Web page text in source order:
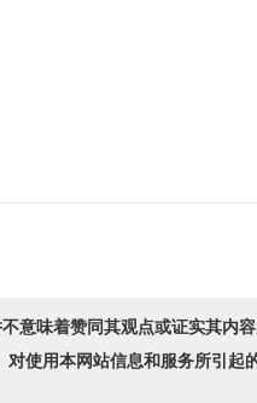
意味着赞同其观点或证实其内
使用本网站信息和服务所引起